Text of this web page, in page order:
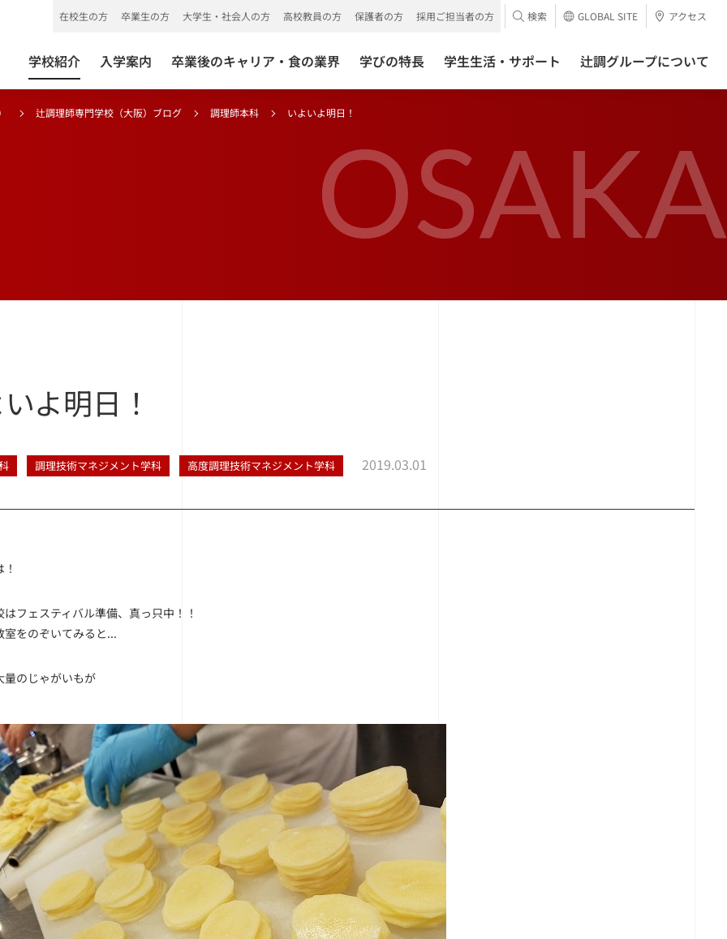
学校紹介 入学案内 卒業後のキャリア・食の業界 学びの特長 学生生活・サポート 辻調グループについて
在校生の方 卒業生の方 大学生・社会人の方 高校教員の方 保護者の方 採用ご担当者の方 検索 GLOBAL SITE アクセス
OSAKA
辻調理師専門学校（大阪）ブログ 調理師本科 いよいよ明日！
よ明日！
調理技術マネジメント学科 高度調理技術マネジメント学科 2019.03.01
フェスティバル準備、真っ只中！！
をのぞいてみると...
のじゃがいもが